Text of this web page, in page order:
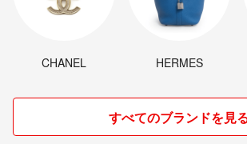
CHANEL HERMES
すべてのブランドを見